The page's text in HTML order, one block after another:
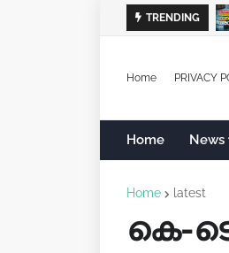
TRENDING
Home PRIVACY
Home News
Home latest
കെ-